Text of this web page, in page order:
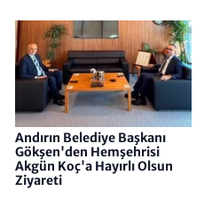
Andırın Belediye Başkanı
Gökşen'den Hemşehrisi
Akgün Koç'a Hayırlı Olsun
Ziyareti